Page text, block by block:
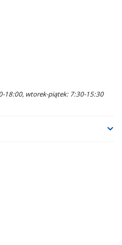
18:00, wtorek-piątek: 7:30-15:30